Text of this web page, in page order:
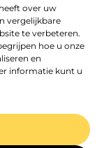
over uw
vergelijkbare
te verbeteren.
hoe u onze
en
informatie kunt u
en